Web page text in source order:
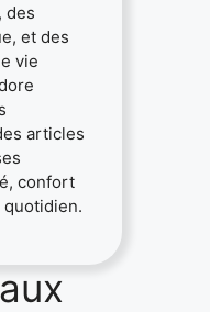
des
et des
vie
articles
confort
quotidien.